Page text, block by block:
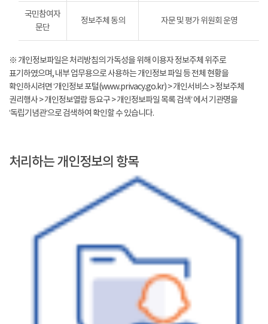
국민참여자
문단
정보주체 동의 자문 및 평가 위원회 운영
※ 개인정보파일은 처리방침의 가독성을 위해 이용자 정보주체 위주로
표기하였으며, 내부 업무용으로 사용하는 개인정보 파일 등 전체 현황을
확인하시려면 ‘개인정보 포털(www.privacy.go.kr) > 개인서비스 > 정보주체
권리행사 > 개인정보열람 등요구 > 개인정보파일 목록 검색’ 에서 기관명을
‘독립기념관’으로 검색하여 확인할 수 있습니다.
처리하는 개인정보의 항목